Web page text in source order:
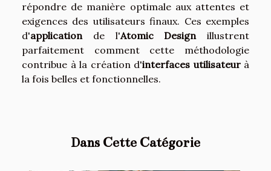
répondre de manière optimale aux attentes et
exigences des utilisateurs finaux. Ces exemples
d'application de l'Atomic Design illustrent
parfaitement comment cette méthodologie
contribue à la création d'interfaces utilisateurà
la fois belles et fonctionnelles.
Dans Cette Catégorie